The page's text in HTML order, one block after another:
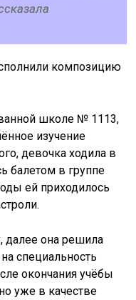
композицию
школе № 1113,
изучение
девочка ходила в
балетом в группе
ей приходилось
далее она решила
специальность
окончания учёбы
уже в качестве